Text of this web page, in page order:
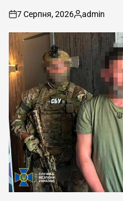
on
7 Серпня, 2026
Опубліковано
admin